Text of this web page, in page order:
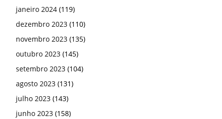
janeiro 2024 (119)
dezembro 2023 (110)
novembro 2023 (135)
outubro 2023 (145)
setembro 2023 (104)
agosto 2023 (131)
julho 2023 (143)
junho 2023 (158)